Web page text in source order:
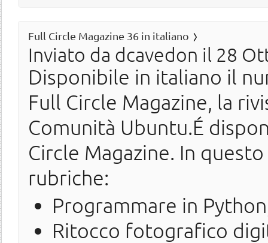
Full Circle Magazine 36 in italiano
Inviato da dcavedon il 28
Disponibile in italiano il
Full Circle Magazine, la
Comunità Ubuntu.É
Circle Magazine. In
rubriche:
Programmare in
Ritocco fotografico